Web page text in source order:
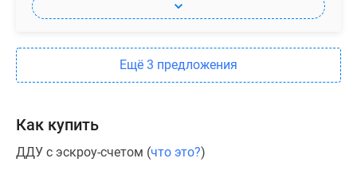
керамической
в
ванных
комнатах
всю
сантехнику,
Ещё 3 предложения
Как купить
ДДУ с эскроу-счетом (что это?)